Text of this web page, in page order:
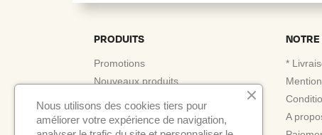
PRODUITS
Promotions
Nouveaux produits
Meilleures ventes
NOTRE
*
A
Nous utilisons des cookies tiers pour
améliorer votre expérience de navigation,